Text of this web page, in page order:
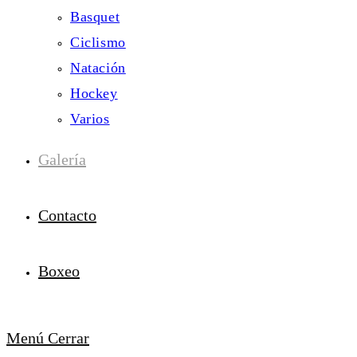
Basquet
Ciclismo
Natación
Hockey
Varios
Galería
Contacto
Boxeo
Menú Cerrar